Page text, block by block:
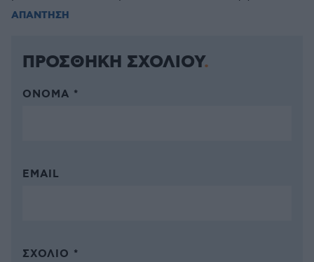
ΑΠΑΝΤΗΣΗ
ΠΡΟΣΘΗΚΗ ΣΧΟΛΙΟΥ
ΌΝΟΜΑ *
EMAIL
ΣΧΌΛΙΟ *